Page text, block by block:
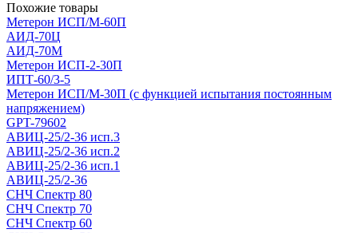
Похожие товары
Метерон ИСП/М-60П
АИД-70Ц
АИД-70М
Метерон ИСП-2-30П
ИПТ-60/3-5
Метерон ИСП/М-30П (с функцией испытания постоянным
напряжением)
GPT-79602
АВИЦ-25/2-36 исп.3
АВИЦ-25/2-36 исп.2
АВИЦ-25/2-36 исп.1
АВИЦ-25/2-36
СНЧ Спектр 80
СНЧ Спектр 70
СНЧ Спектр 60